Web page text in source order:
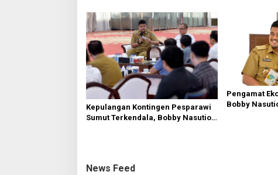
Kepulangan Kontingen Pesparawi
Sumut Terkendala, Bobby Nasution
Pengamat
Bobby
News Feed